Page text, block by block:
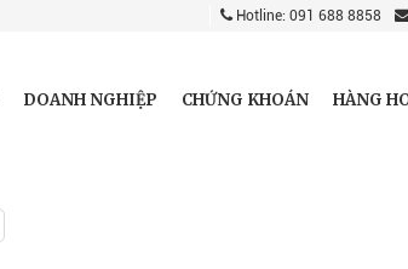
Hotline: 091 688 8858
DOANH NGHIỆP CHỨNG KHOÁN HÀNG